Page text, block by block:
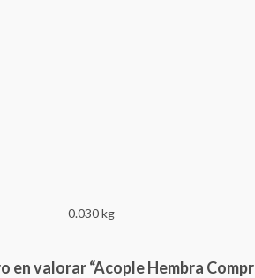
0.030 kg
en valorar “Acople Hembra